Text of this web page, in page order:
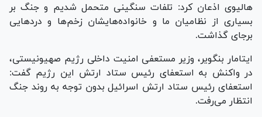
هالیوی اذعان کرد: تلفات سنگینی متحمل شدیم و جنگ بر
بسیاری از نظامیان ما و خانواده‌هایشان زخم‌ها و درد‌هایی
برجای گذاشت.
ایتامار بن‎گویر، وزیر مستعفی امنیت داخلی رژیم صهیونیستی،
در واکنش به استعفای رئیس ستاد ارتش این رژیم گفت:
استعفای رئیس ستاد ارتش اسرائیل بدون توجه به روند جنگ
انتظار می‌رفت.